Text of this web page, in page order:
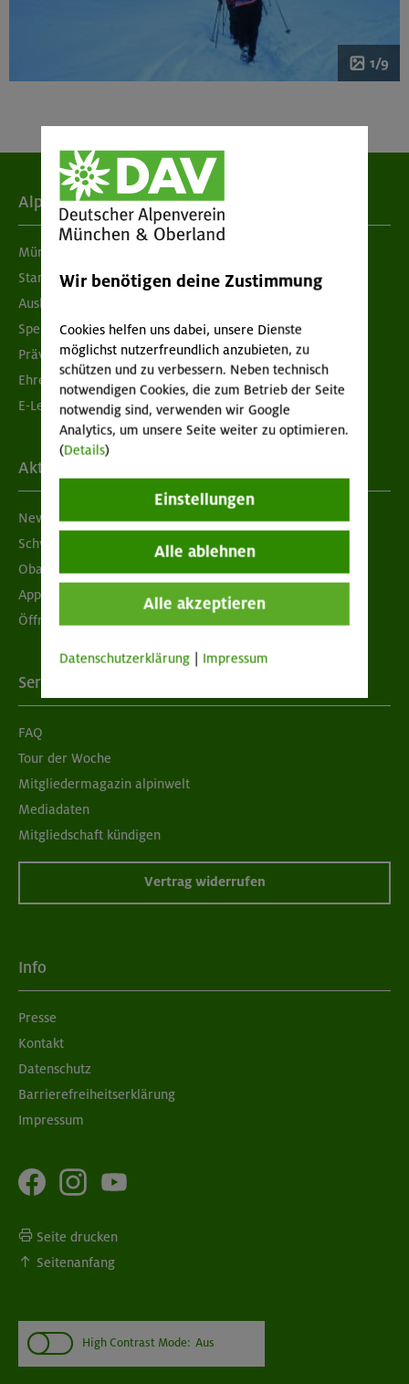
1/9
Alpenverein
München & Oberland
Standorte
Ausbildung & Jobs
Spenden
Prävention sexualisierter Gewalt
Ehrenamtsbörse
E-Learning
Aktuelles
Newsletter
Schwarzes Brett
Obacht geben!
App "Mein DAV+"
Öffnungszeiten
Services
FAQ
Tour der Woche
Mitgliedermagazin alpinwelt
Mediadaten
Mitgliedschaft kündigen
Vertrag widerrufen
Info
Presse
Kontakt
Datenschutz
Barrierefreiheitserklärung
Impressum
Seite drucken
Seitenanfang
High Contrast Mode: Aus
Wir benötigen deine Zustimmung
Cookies helfen uns dabei, unsere Dienste
möglichst nutzerfreundlich anzubieten, zu
schützen und zu verbessern. Neben technisch
notwendigen Cookies, die zum Betrieb der Seite
notwendig sind, verwenden wir Google
Analytics, um unsere Seite weiter zu optimieren.
(Details)
Einstellungen
Alle ablehnen
Alle akzeptieren
Datenschutzerklärung Impressum